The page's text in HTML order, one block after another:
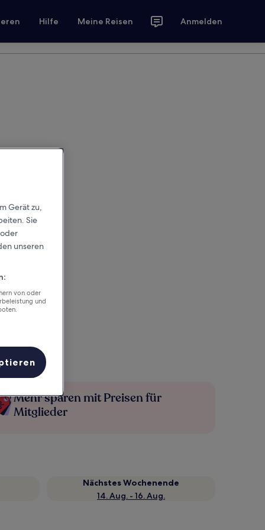
Hilfe Meine Reisen Anmelden
Mehr sparen mit Preisen für
Mitglieder
Nächstes Wochenende
14. Aug. - 16. Aug.
Gerät zu,
Sie
unseren
von oder
und